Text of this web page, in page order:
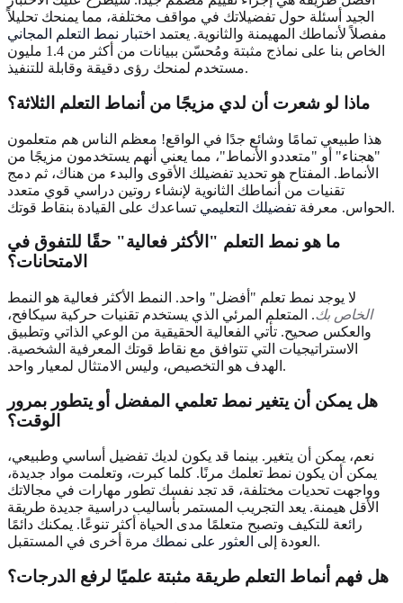
الجيد أسئلة حول تفضيلاتك في مواقف مختلفة، مما يمنحك تحليلاً
مفصلاً لأنماطك المهيمنة والثانوية. يعتمد اختبار نمط التعلم المجاني
الخاص بنا على نماذج مثبتة ومُحسّن ببيانات من أكثر من 1.4 مليون
مستخدم لمنحك رؤى دقيقة وقابلة للتنفيذ.
ماذا لو شعرت أن لدي مزيجًا من أنماط التعلم الثلاثة؟
هذا طبيعي تمامًا وشائع جدًا في الواقع! معظم الناس هم متعلمون
"هجناء" أو "متعددو الأنماط"، مما يعني أنهم يستخدمون مزيجًا من
الأنماط. المفتاح هو تحديد تفضيلك الأقوى والبدء من هناك، ثم دمج
تقنيات من أنماطك الثانوية لإنشاء روتين دراسي قوي متعدد
الحواس. معرفة تفضيلك التعليمي تساعدك على القيادة بنقاط قوتك.
ما هو نمط التعلم "الأكثر فعالية" حقًا للتفوق في
الامتحانات؟
لا يوجد نمط تعلم "أفضل" واحد. النمط الأكثر فعالية هو النمط
الخاص بك. المتعلم المرئي الذي يستخدم تقنيات حركية سيكافح،
والعكس صحيح. تأتي الفعالية الحقيقية من الوعي الذاتي وتطبيق
الاستراتيجيات التي تتوافق مع نقاط قوتك المعرفية الشخصية.
الهدف هو التخصيص، وليس الامتثال لمعيار واحد.
هل يمكن أن يتغير نمط تعلمي المفضل أو يتطور بمرور
الوقت؟
نعم، يمكن أن يتغير. بينما قد يكون لديك تفضيل أساسي وطبيعي،
يمكن أن يكون نمط تعلمك مرنًا. كلما كبرت، وتعلمت مواد جديدة،
وواجهت تحديات مختلفة، قد تجد نفسك تطور مهارات في مجالاتك
الأقل هيمنة. يعد التجريب المستمر بأساليب دراسية جديدة طريقة
رائعة للتكيف وتصبح متعلمًا مدى الحياة أكثر تنوعًا. يمكنك دائمًا
العودة إلى العثور على نمطك مرة أخرى في المستقبل.
هل فهم أنماط التعلم طريقة مثبتة علميًا لرفع الدرجات؟